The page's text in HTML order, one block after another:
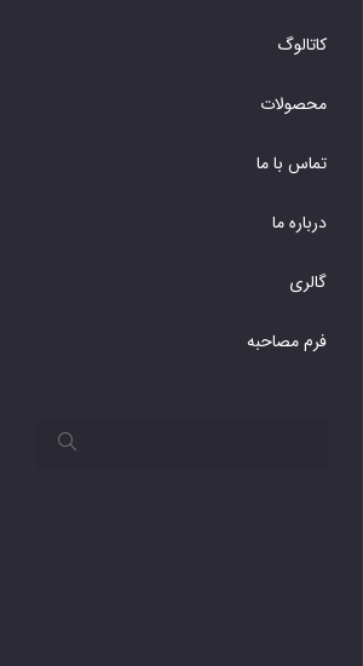
کاتالوگ
محصولات
تماس با ما
درباره ما
گالری
فرم مصاحبه